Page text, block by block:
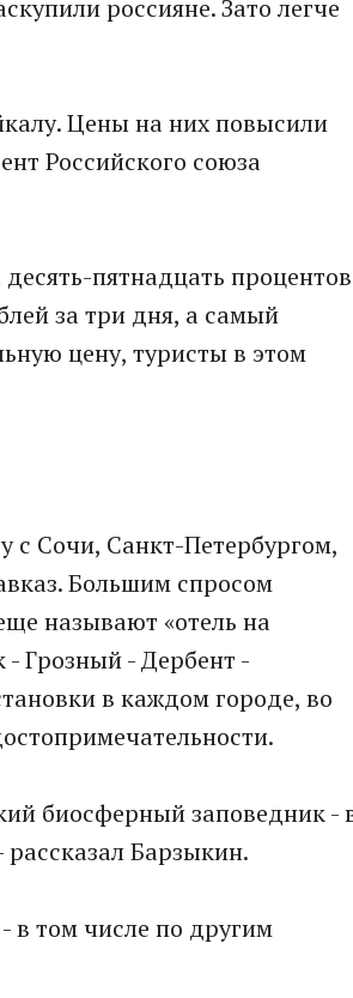
россияне. Зато легче
Цены на них повысили
Российского союза
пятнадцать
за три дня, а самый
цену, туристы в этом
с Сочи, Санкт-Петербургом,
Большим спросом
называют «отель на
Грозный - Дербент -
в каждом городе, во
биосферный заповедник -
Барзыкин.
в том числе по другим